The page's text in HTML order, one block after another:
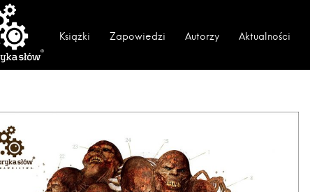
Książki Zapowiedzi Autorzy Aktualności